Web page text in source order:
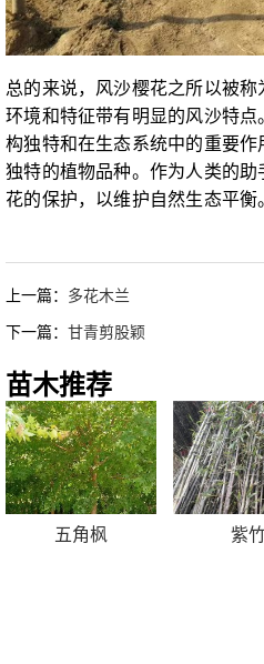
总的来说，风沙樱花之所以被
环境和特征带有明显的风沙特
构独特和在生态系统中的重要
独特的植物品种。作为人类的
花的保护，以维护自然生态平衡
上一篇： 多花木兰
下一篇：甘青剪股颖
苗木推荐
五角枫 紫